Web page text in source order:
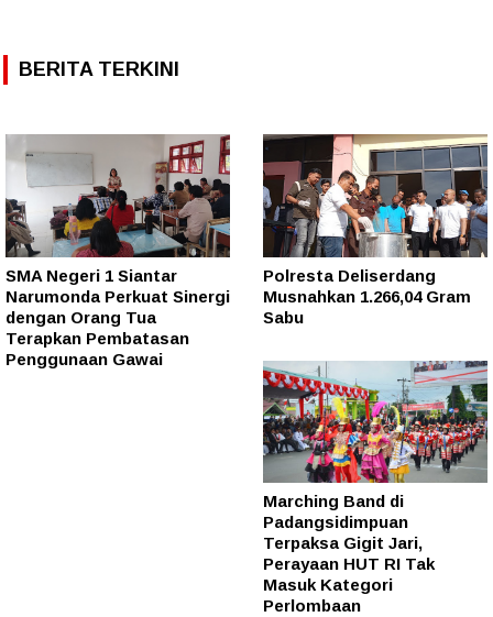
BERITA TERKINI
SMA Negeri 1 Siantar
Narumonda Perkuat Sinergi
dengan Orang Tua
Terapkan Pembatasan
Penggunaan Gawai
Polresta Deliserdang
Musnahkan 1.266,04 Gram
Sabu
Marching Band di
Padangsidimpuan
Terpaksa Gigit Jari,
Perayaan HUT RI Tak
Masuk Kategori
Perlombaan